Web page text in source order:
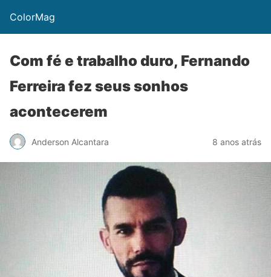
ColorMag
Com fé e trabalho duro, Fernando
Ferreira fez seus sonhos
acontecerem
Anderson Alcantara 8 anos atrás